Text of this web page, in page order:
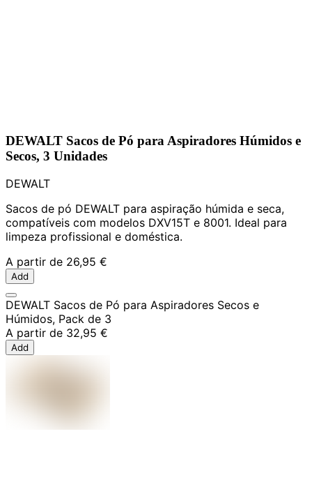
DEWALT Sacos de Pó para Aspiradores Húmidos e
Secos, 3 Unidades
DEWALT
Sacos de pó DEWALT para aspiração húmida e seca,
compatíveis com modelos DXV15T e 8001. Ideal para
limpeza profissional e doméstica.
A partir de 26,95 €
Add
DEWALT Sacos de Pó para Aspiradores Secos e
Húmidos, Pack de 3
A partir de 32,95 €
Add